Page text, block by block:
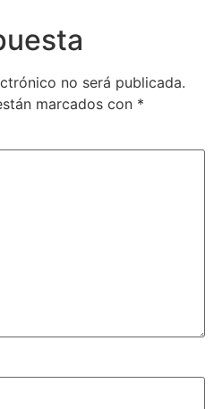
no será publicada.
marcados con *